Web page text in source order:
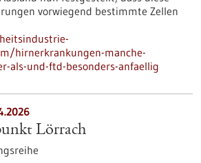
vorwiegend bestimmte Zellen
hirnerkrankungen-manche-
als-und-ftd-besonders-anfaellig
Lörrach